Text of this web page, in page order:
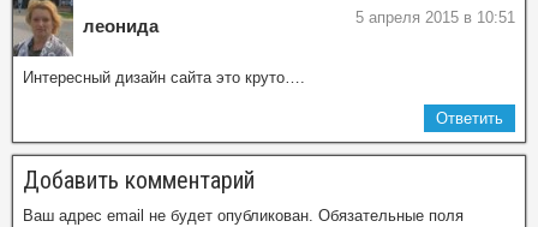
леонида 5 апреля 2015 в 10:51
Интересный дизайн сайта это круто….
Ответить
Добавить комментарий
Ваш адрес email не будет опубликован. Обязательные поля